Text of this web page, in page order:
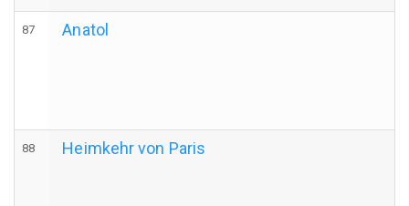
87 Anatol
88 Heimkehr von Paris